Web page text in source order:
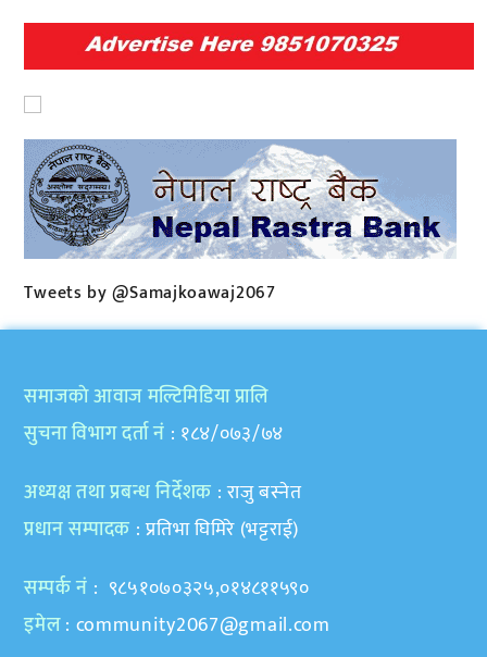
Tweets by @Samajkoawaj2067
समाजकाे आवाज मल्टिमिडिया प्रालि
सुचना विभाग दर्ता नं : १८४/०७३/७४
अध्यक्ष तथा प्रबन्ध निर्देशक : राजु बस्नेत
प्रधान सम्पादक : प्रतिभा घिमिरे (भट्टराई)
सम्पर्क नं : ९८५१०७०३२५,०१४८११५९०
इमेल: community2067@gmail.com